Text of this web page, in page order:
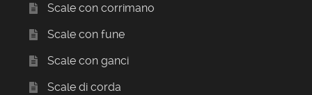
Scale con corrimano
Scale con fune
Scale con ganci
Scale di corda